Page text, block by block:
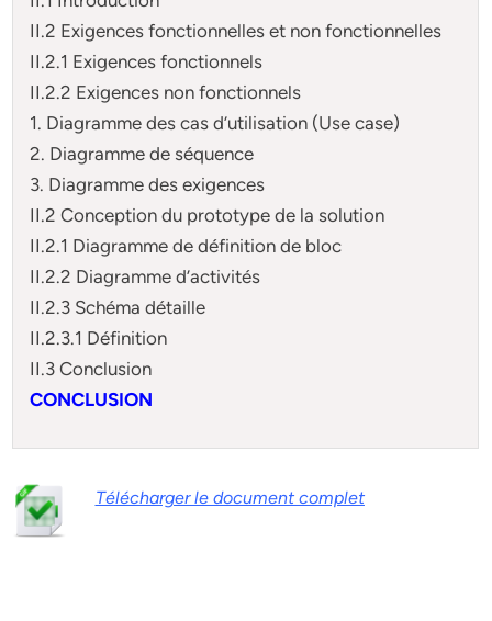
II.2 Exigences fonctionnelles et non fonctionnelles
II.2.1 Exigences fonctionnels
II.2.2 Exigences non fonctionnels
1. Diagramme des cas d’utilisation (Use case)
2. Diagramme de séquence
3. Diagramme des exigences
II.2 Conception du prototype de la solution
II.2.1 Diagramme de définition de bloc
II.2.2 Diagramme d’activités
II.2.3 Schéma détaille
II.2.3.1 Définition
II.3 Conclusion
CONCLUSION
Télécharger le document complet